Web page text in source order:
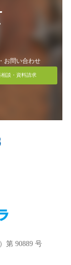
お問い合わせ
相談・資料請求
第 90889 号